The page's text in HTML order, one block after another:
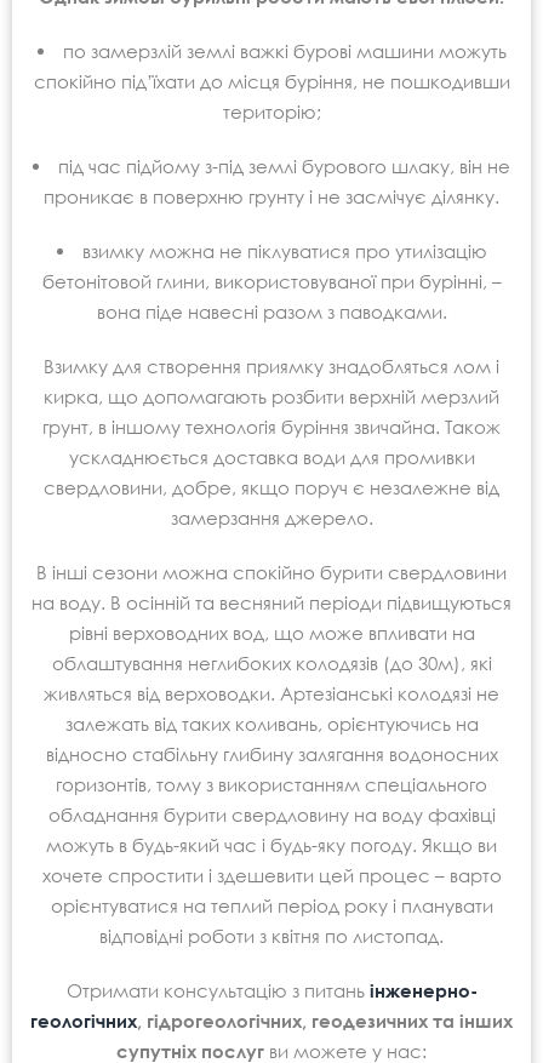
по замерзлій землі важкі бурові машини можуть
спокійно під’їхати до місця буріння, не пошкодивши
територію;
під час підйому з-під землі бурового шлаку, він не
проникає в поверхню грунту і не засмічує ділянку.
взимку можна не піклуватися про утилізацію
бетонітовой глини, використовуваної при бурінні, –
вона піде навесні разом з паводками.
Взимку для створення приямку знадобляться лом і
кирка, що допомагають розбити верхній мерзлий
грунт, в іншому технологія буріння звичайна. Також
ускладнюється доставка води для промивки
свердловини, добре, якщо поруч є незалежне від
замерзання джерело.
В інші сезони можна спокійно бурити свердловини
на воду. В осінній та весняний періоди підвищуються
рівні верховодних вод, що може впливати на
облаштування неглибоких колодязів (до 30м), які
живляться від верховодки. Артезіанські колодязі не
залежать від таких коливань, орієнтуючись на
відносно стабільну глибину залягання водоносних
горизонтів, тому з використанням спеціального
обладнання бурити свердловину на воду фахівці
можуть в будь-який час і будь-яку погоду. Якщо ви
хочете спростити і здешевити цей процес – варто
орієнтуватися на теплий період року і планувати
відповідні роботи з квітня по листопад.
Отримати консультацію з питань інженерно-
геологічних, гідрогеологічних, геодезичних та інших
супутніх послуг ви можете у нас: